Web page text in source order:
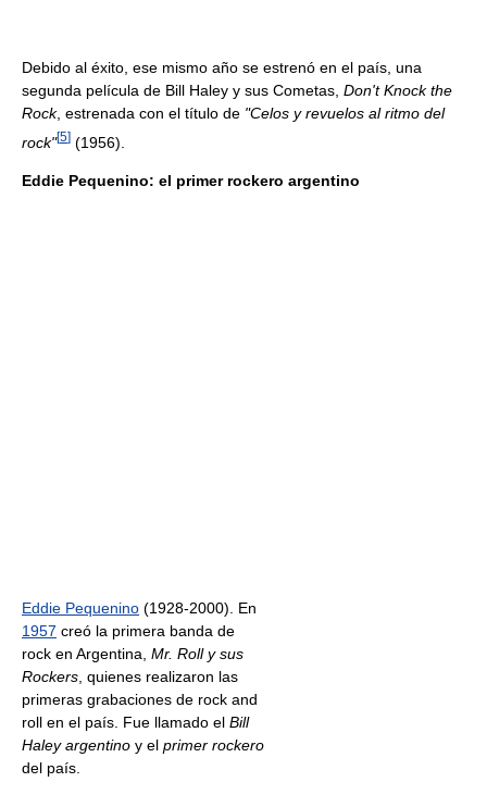
Debido al éxito, ese mismo año se estrenó en el país, una
segunda película de Bill Haley y sus Cometas, Don't Knock the
Rock, estrenada con el título de "Celos y revuelos al ritmo del
rock"[5] (1956).
Eddie Pequenino: el primer rockero argentino
Eddie Pequenino (1928-2000). En
1957 creó la primera banda de
rock en Argentina, Mr. Roll y sus
Rockers, quienes realizaron las
primeras grabaciones de rock and
roll en el país. Fue llamado el Bill
Haley argentino y el primer rockero
del país.